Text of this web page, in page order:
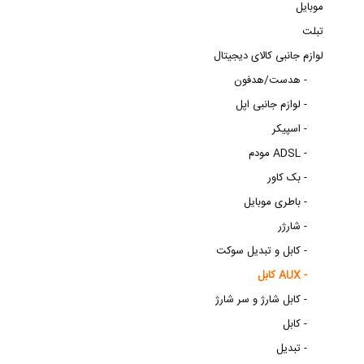
موبایل
تبلت
لوازم جانبی کالای دیجیتال
هدست/هدفون -
لوازم جانبی اپل -
اسپیکر -
مودم ADSL -
بک کاور -
باطری موبایل -
شارژر -
کابل و تبدیل سوکت -
کابل AUX -
کابل شارژ و سر شارژ -
کابل -
تبدیل -